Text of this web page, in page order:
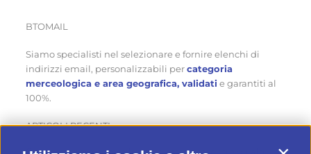
BTOMAIL
Siamo specialisti nel selezionare e fornire elenchi di
indirizzi email, personalizzabili percategoria
merceologica e area geografica, validati e garantiti al
100%.
ARTICOLI RECENTI
Come ottenere nuovi clienti in estate… mentre gli altri